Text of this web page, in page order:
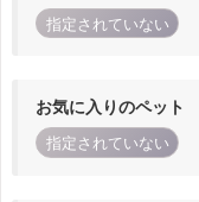
指定されていない
お気に入りのペット
指定されていない